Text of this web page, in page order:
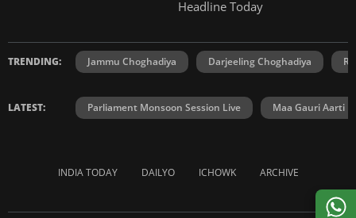
Headline Today
TRENDING: Jammu Choghadiya Darjeeling Choghadiya
LATEST: Parliament Monsoon Session Live Maa Gauri Aarti
INDIA TODAY DAILYO ICHOWK ARCHIVE